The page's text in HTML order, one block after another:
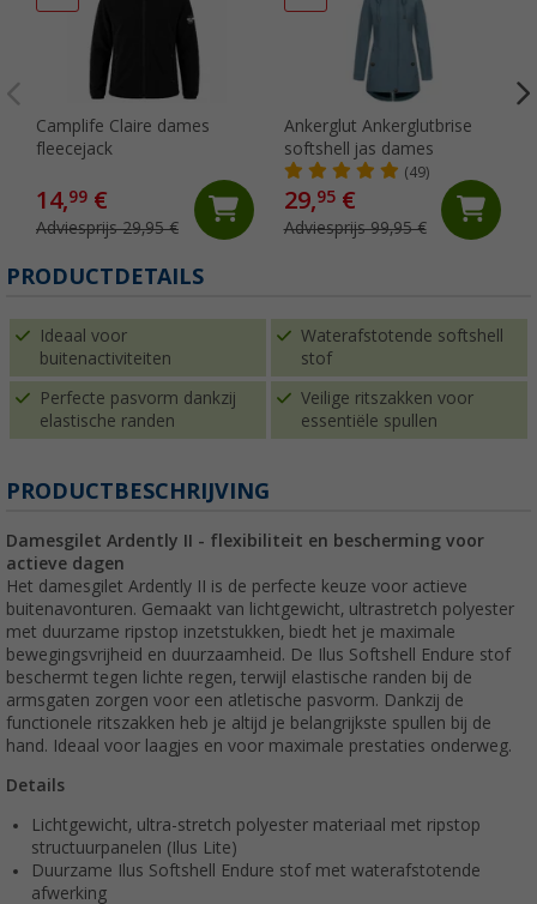
Camplife Claire dames
fleecejack
14,99 €
Adviesprijs 29,95 €
Ankerglut Ankerglutbrise
softshell jas dames
(49)
29,95€
Adviesprijs 99,95 €
PRODUCTDETAILS
Ideaal voor
buitenactiviteiten
Waterafstotende softshell
stof
Perfecte pasvorm dankzij
elastische randen
Veilige ritszakken voor
essentiële spullen
PRODUCTBESCHRIJVING
Damesgilet Ardently II - flexibiliteit en bescherming voor
actieve dagen
Het damesgilet Ardently II is de perfecte keuze voor actieve
buitenavonturen. Gemaakt van lichtgewicht, ultrastretch polyester
met duurzame ripstop inzetstukken, biedt het je maximale
bewegingsvrijheid en duurzaamheid. De Ilus Softshell Endure stof
beschermt tegen lichte regen, terwijl elastische randen bij de
armsgaten zorgen voor een atletische pasvorm. Dankzij de
functionele ritszakken heb je altijd je belangrijkste spullen bij de
hand. Ideaal voor laagjes en voor maximale prestaties onderweg.
Details
Lichtgewicht, ultra-stretch polyester materiaal met ripstop
structuurpanelen (Ilus Lite)
Duurzame Ilus Softshell Endure stof met waterafstotende
afwerking